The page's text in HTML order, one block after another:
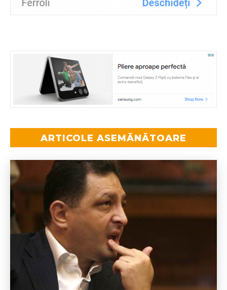
ARTICOLE ASEMĂNĂTOARE